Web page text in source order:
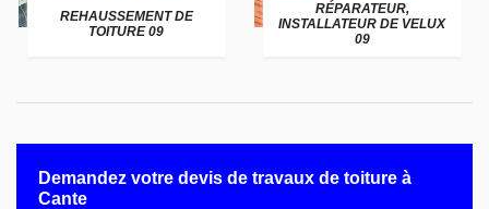
REHAUSSEMENT DE
TOITURE 09
RÉPARATEUR,
INSTALLATEUR DE VELUX
09
Demandez votre devis de travaux de toiture à
Cante